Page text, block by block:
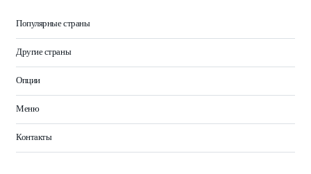
Популярные страны
Другие страны
Опции
Меню
Контакты